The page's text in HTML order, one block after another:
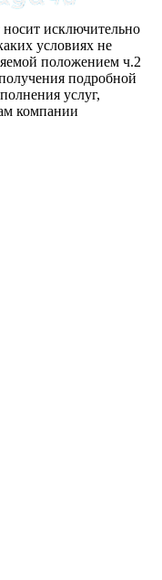
исключительно
условиях не
положением ч.2
подробной
услуг,
компании